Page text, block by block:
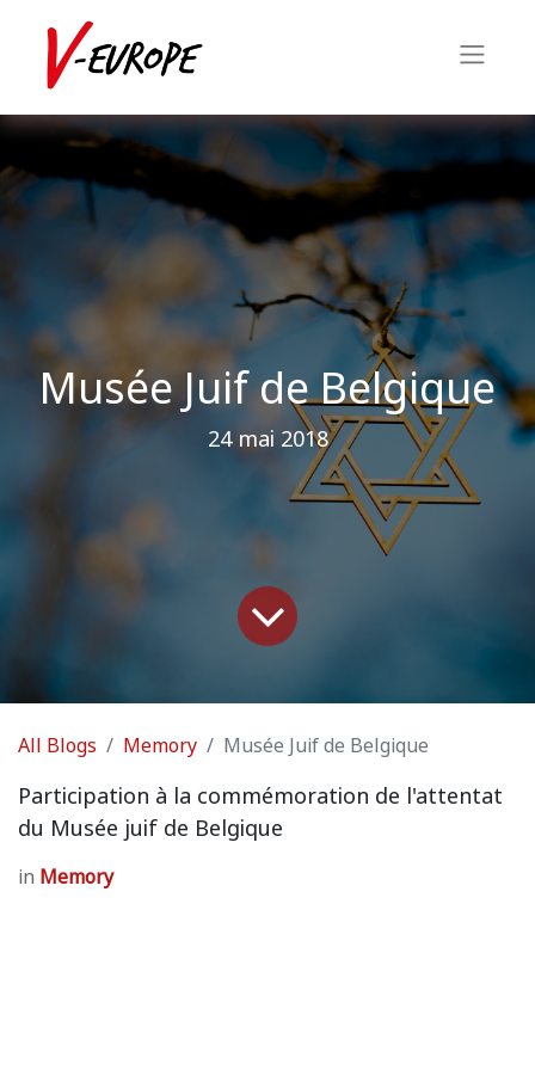
Musée Juif de Belgique
24 mai 2018
All Blogs Memory Musée Juif de Belgique
Participation à la commémoration de l'attentat
du Musée juif de Belgique
in Memory